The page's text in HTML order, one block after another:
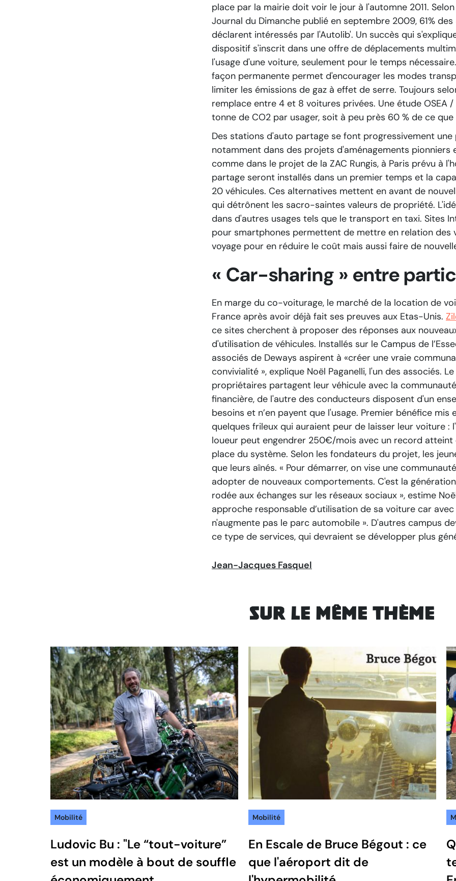
place par la mairie doit voir le jour à l'automne 2011.
Journal du Dimanche publié en septembre 2009, 61%
déclarent intéressés par l'Autolib'. Un succès qui
dispositif s'inscrit dans une offre de déplacements
l'usage d'une voiture, seulement pour le temps
façon permanente permet d'encourager les modes
limiter les émissions de gaz à effet de serre. Toujours
remplace entre 4 et 8 voitures privées. Une étude OSEA /
tonne de CO2 par usager, soit à peu près 60 % de ce
Des stations d'auto partage se font progressivement
notamment dans des projets d'aménagements pionniers
comme dans le projet de la ZAC Rungis, à Paris prévu à
partage seront installés dans un premier temps et la
20 véhicules. Ces alternatives mettent en avant de
qui détrônent les sacro-saintes valeurs de propriété.
dans d'autres usages tels que le transport en taxi. Sites
pour smartphones permettent de mettre en relation des
voyage pour en réduire le coût mais aussi faire de
« Car-sharing » entre
En marge du co-voiturage, le marché de la location de
France après avoir déjà fait ses preuves aux Etas-Unis.
ce sites cherchent à proposer des réponses aux
d'utilisation de véhicules. Installés sur le Campus de
associés de Deways aspirent à «créer une vraie
convivialité », explique Noël Paganelli, l'un des associés.
propriétaires partagent leur véhicule avec la
financière, de l'autre des conducteurs disposent d'un
besoins et n’en payent que l'usage. Premier bénéfice mis
quelques frileux qui auraient peur de laisser leur voiture :
loueur peut engendrer 250€/mois avec un record
place du système. Selon les fondateurs du projet, les
que leurs aînés. « Pour démarrer, on vise une
adopter de nouveaux comportements. C'est la
rodée aux échanges sur les réseaux sociaux », estime
approche responsable d’utilisation de sa voiture car
n'augmente pas le parc automobile ». D'autres campus
ce type de services, qui devraient se développer plus
Jean-Jacques Fasquel
Sur le même thème
Mobilité
Ludovic Bu : "Le “tout-voiture”
est un modèle à bout de souffle
Mobilité
En Escale de Bruce Bégout : ce
que l'aéroport dit de